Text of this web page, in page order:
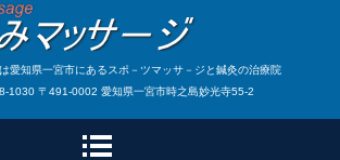
愛知県一宮市にあるスポ－ツマッサ－ジと鍼灸の治療院
1030 〒491-0002 愛知県一宮市時之島妙光寺55-2